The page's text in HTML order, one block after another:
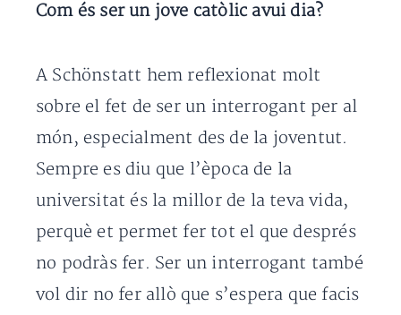
Com és ser un jove catòlic avui dia?
A Schönstatt hem reflexionat molt
sobre el fet de ser un interrogant per al
món, especialment des de la joventut.
Sempre es diu que l’època de la
universitat és la millor de la teva vida,
perquè et permet fer tot el que després
no podràs fer. Ser un interrogant també
vol dir no fer allò que s’espera que facis